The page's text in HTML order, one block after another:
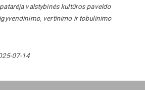
valstybinės kultūros paveldo
vertinimo ir tobulinimo
07-14